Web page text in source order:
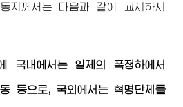
동지 께서는 다음과 같이 교시하시
국내에서는 일제의 폭정하에서
등으로, 국외에서는 혁명단체들